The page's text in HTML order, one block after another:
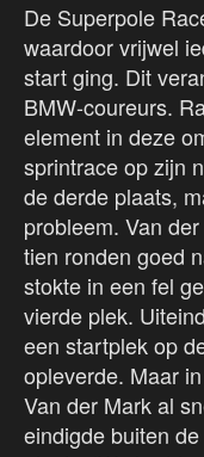
De Superpole
waardoor vrijwel
start ging. Dit
BMW-coureurs.
element in deze
sprintrace op zijn
de derde plaats,
probleem. Van
tien ronden goed
stokte in een fel
vierde plek.
een startplek op
opleverde. Maar
Van der Mark al
eindigde buiten